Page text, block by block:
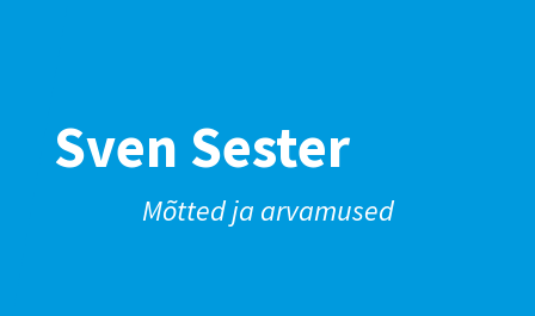
Sven Sester
Mõtted ja arvamused